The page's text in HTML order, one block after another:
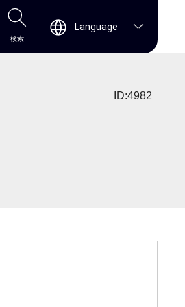
検索
Language
ID:4982